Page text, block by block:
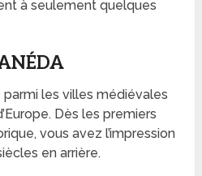
à seulement quelques
les villes médiévales
Dès les premiers
vous avez l’impression
en arrière.